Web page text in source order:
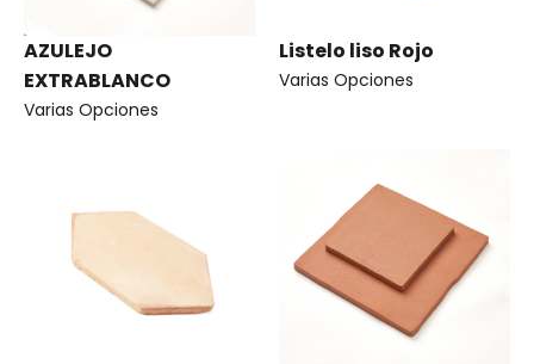
AZULEJO
EXTRABLANCO
Varias Opciones
Listelo liso Rojo
Varias Opciones